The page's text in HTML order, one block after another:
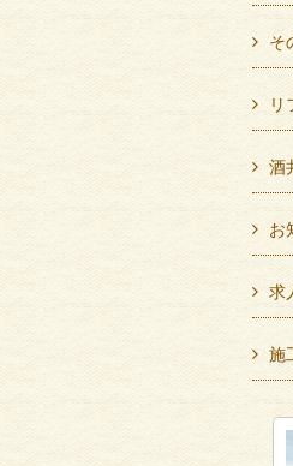
そ
リ
酒
お
求
施